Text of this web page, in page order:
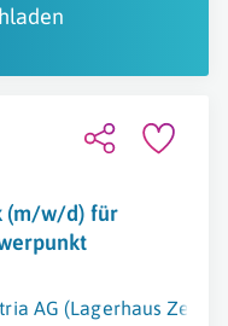
(m/w/d) für
AG (Lagerhaus